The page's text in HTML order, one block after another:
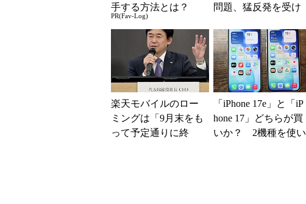
手する方法とは？
PR(Fav-Log)
問題、猛反発を受け
く」と会長
楽天モバイルのロー
ミングは「9月末をも
って予定通りに終
「iPhone 17e」と「iP
hone 17」どちらが買
いか？ 2機種を使い